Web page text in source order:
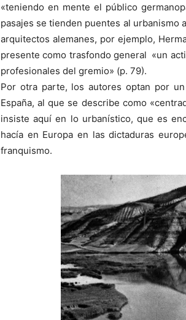
«teniendo en mente el público
pasajes se tienden puentes al urbanismo
arquitectos alemanes, por ejemplo,
presente como trasfondo general «un
profesionales del gremio» (p. 79).
Por otra parte, los autores optan por
España, al que se describe como
insiste aquí en lo urbanístico, que es
hacía en Europa en las dictaduras
franquismo.